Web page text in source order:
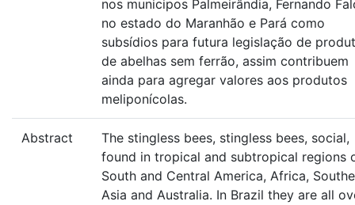
nos municipos Palmeirândia, Fernando
no estado do Maranhão e Pará como
subsídios para futura legislação de
de abelhas sem ferrão, assim contribuem
ainda para agregar valores aos produtos
meliponícolas.
Abstract
The stingless bees, stingless bees, social,
found in tropical and subtropical regions
South and Central America, Africa,
Asia and Australia. In Brazil they are all